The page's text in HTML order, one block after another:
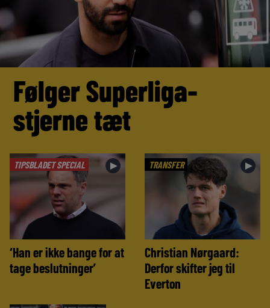
Følger Superliga-
stjerne tæt
TIPSBLADET SPECIAL ►
‘Han er ikke bange for at
tage beslutninger’
TRANSFER ►
Christian Nørgaard:
Derfor skifter jeg til
Everton